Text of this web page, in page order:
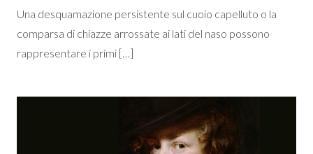
Una desquamazione persistente sul cuoio capelluto o la
comparsa di chiazze arrossate ai lati del naso possono
rappresentare i primi […]